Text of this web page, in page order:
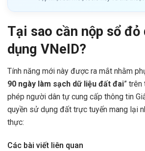
Tại sao cần nộp sổ đỏ
dụng VNeID?
Tính năng mới này được ra mắt nhằm
90 ngày làm sạch dữ liệu đất đai” trên
phép người dân tự cung cấp thông tin
quyền sử dụng đất trực tuyến mang lại
thực:
Các bài viết liên quan